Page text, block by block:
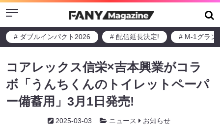
Menu
# ダブルインパクト2026 # 配信延長決定! # M-1グラン
コアレックス信栄×吉本興業がコラ
ボ「うんちくんのトイレットペーパ
ー備蓄用」3月1日発売!
2025-03-03 ニュース お知らせ